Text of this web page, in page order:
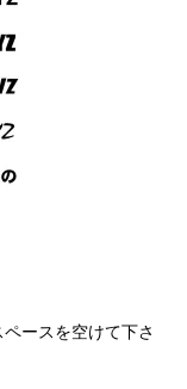
ースを空けて下さ